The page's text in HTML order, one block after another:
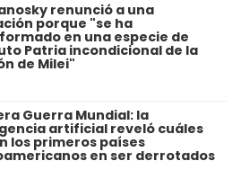
renunció a una
porque "se ha
en una especie de
Patria incondicional de la
de Milei"
Guerra Mundial: la
artificial reveló cuáles
los primeros países
en ser derrotados